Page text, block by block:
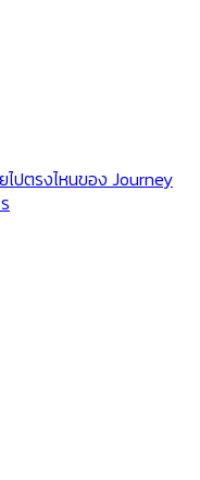
ปตรงไหนของ Journey